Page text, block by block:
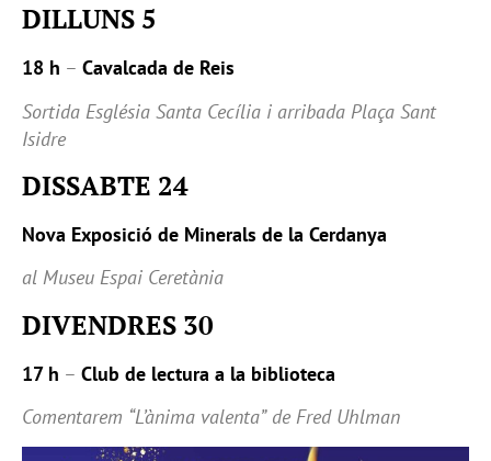
DILLUNS 5
18 h – Cavalcada de Reis
Sortida Església Santa Cecília i arribada Plaça Sant
Isidre
DISSABTE 24
Nova Exposició de Minerals de la Cerdanya
al Museu Espai Ceretània
DIVENDRES 30
17 h – Club de lectura a la biblioteca
Comentarem “L’ànima valenta” de Fred Uhlman